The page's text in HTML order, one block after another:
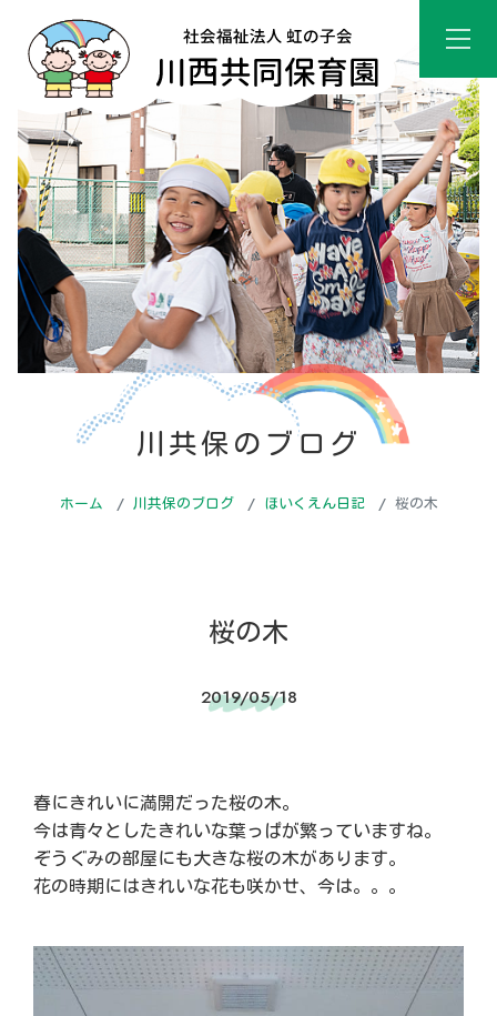
川共保のブログ
ホーム 川共保のブログ ほいくえん日記 桜の木
桜の木
2019/05/18
春にきれいに満開だった桜の木。
今は青々としたきれいな葉っぱが繁っていますね。
ぞうぐみの部屋にも大きな桜の木があります。
花の時期にはきれいな花も咲かせ、今は。。。